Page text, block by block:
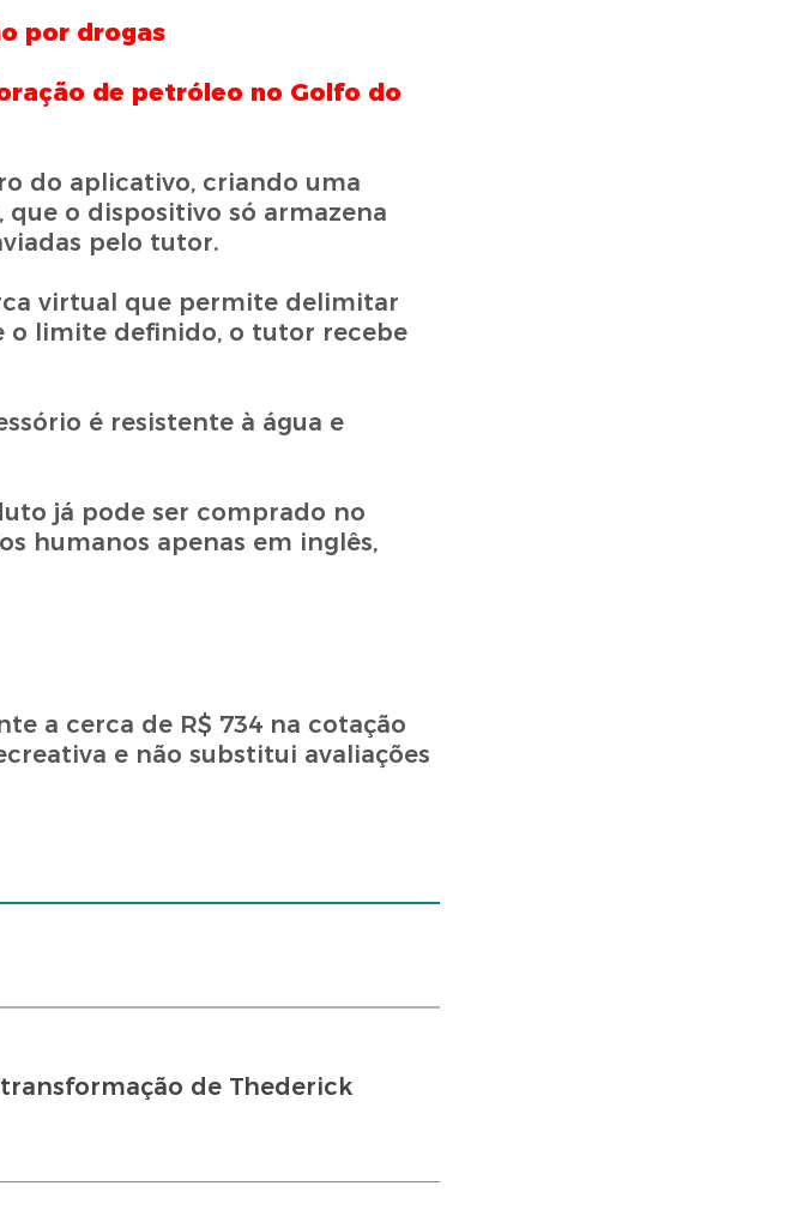
por drogas
de petróleo no Golfo do
do aplicativo, criando uma
o dispositivo só armazena
pelo tutor.
virtual que permite delimitar
o limite definido, o tutor recebe
é resistente à água e
já pode ser comprado no
humanos apenas em inglês,
a cerca de R$ 734 na cotação
e não substitui avaliações
de Thederick